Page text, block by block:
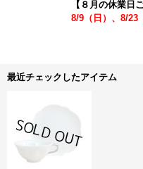
【８月の休業日
8/9（日）、8/23
最近チェックしたアイテム